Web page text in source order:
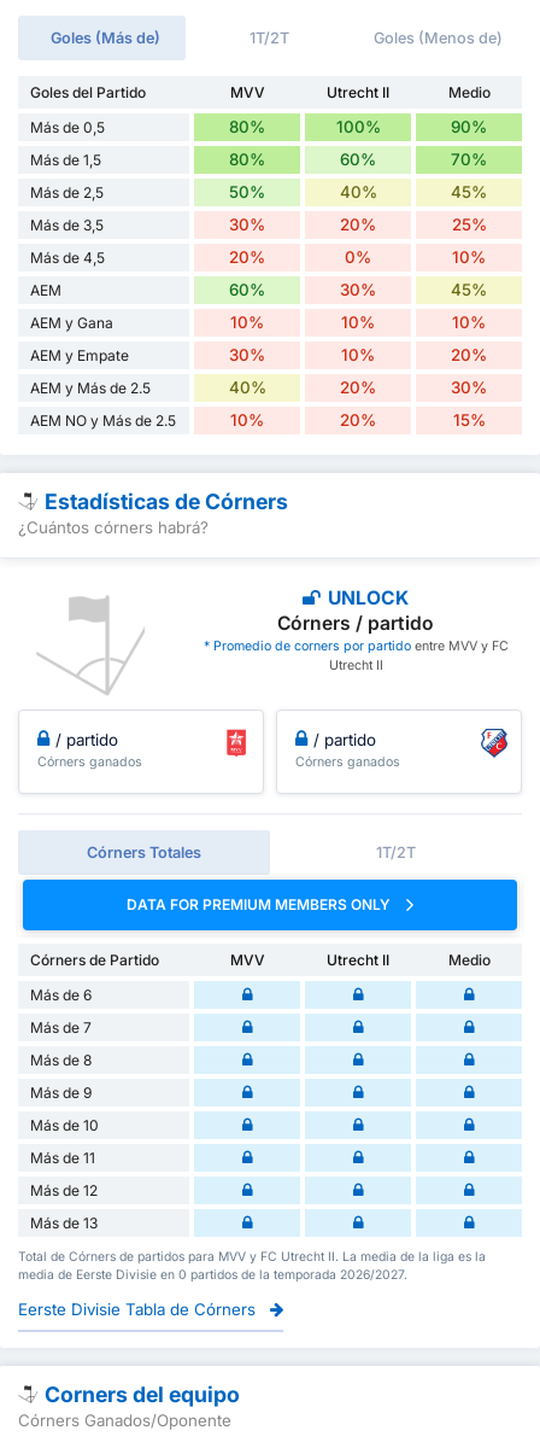
Goles (Más de) 1T/2T Goles (Menos de)
Goles del Partido MVV Utrecht II
Medio
Más de 0,5
80% 100% 90%
Más de 1,5 80% 60% 70%
Más de 2,5 50% 40% 45%
Más de 3,5 30% 20% 25%
Más de 4,5 20% 0% 10%
AEM 60% 30% 45%
AEM y Gana 10% 10% 10%
AEM y Empate 30% 10% 20%
AEM y Más de 2.5 40% 20% 30%
AEM NO y Más de 2.5 10% 20% 15%
Estadísticas de Córners
¿Cuántos córners habrá?
UNLOCK
Córners / partido
* Promedio de corners por partidoentre MVV y FC
Utrecht II
/ partido
Córners ganados
/ partido
Córners ganados
Córners Totales 1T/2T
DATA FOR PREMIUM MEMBERS ONLY
Córners de Partido MVV Utrecht II
Medio
Más de 6
Más de 7
Más de 8
Más de 9
Más de 10
Más de 11
Más de 12
Más de 13
Total de Córners de partidos para MVV y FC Utrecht II. La media de la liga es la
media de Eerste Divisie en 0 partidos de la temporada 2026/2027.
Eerste Divisie Tabla de Córners
Corners del equipo
Córners Ganados/Oponente